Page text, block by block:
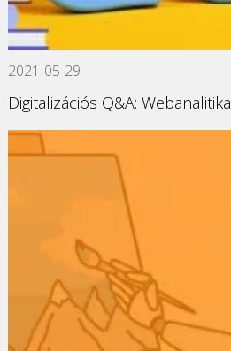
2021-05-29
Digitalizációs Q&A: Webanalitika